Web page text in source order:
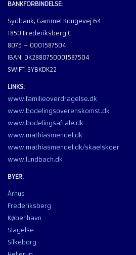
BANKFORBINDELSE:
Sydbank, Gammel Kongevej 64
1850 Frederiksberg C
8075 – 0001587504
IBAN: DK2880750001587504
SWIFT: SYBKDK22
LINKS:
www.familieoverdragelse.dk
www.bodelingsoverenskomst.dk
www.bodelingsaftale.dk
www.mathiasmendel.dk
www.mathiasmendel.dk/skaelskoer
www.lundbach.dk
BYER:
Århus
Frederiksberg
København
Slagelse
Silkeborg